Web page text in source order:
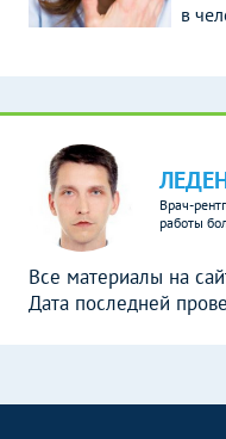
в
Врач-
работы
Все материалы на
Дата последней